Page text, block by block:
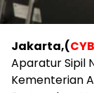
Jakarta,(
Aparatur Sipil
Kementerian